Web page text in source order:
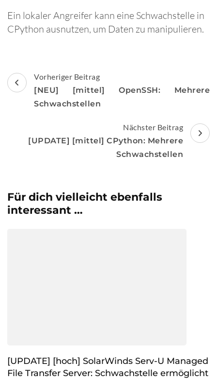
Ein lokaler Angreifer kann eine Schwachstelle in
CPython ausnutzen, um Daten zu manipulieren.
Beitragsnavigation
Vorheriger Beitrag
[NEU] [mittel] OpenSSH: Mehrere
Schwachstellen
Nächster Beitrag
[UPDATE] [mittel] CPython: Mehrere
Schwachstellen
Für dich vielleicht ebenfalls
interessant …
[UPDATE] [hoch] SolarWinds Serv-U Managed
File Transfer Server: Schwachstelle ermöglicht